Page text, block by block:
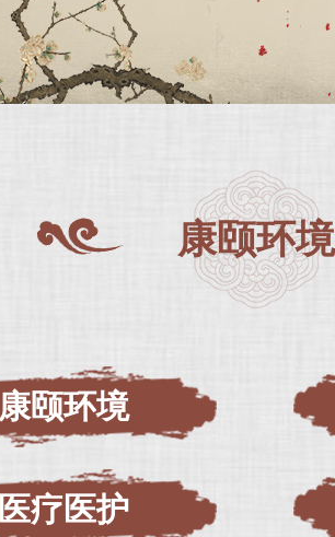
康颐环境
康颐环境
医疗医护